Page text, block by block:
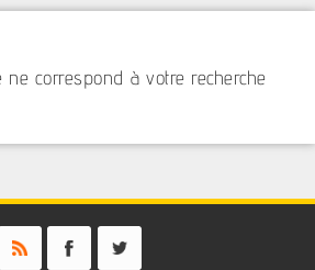
ne correspond à votre recherche